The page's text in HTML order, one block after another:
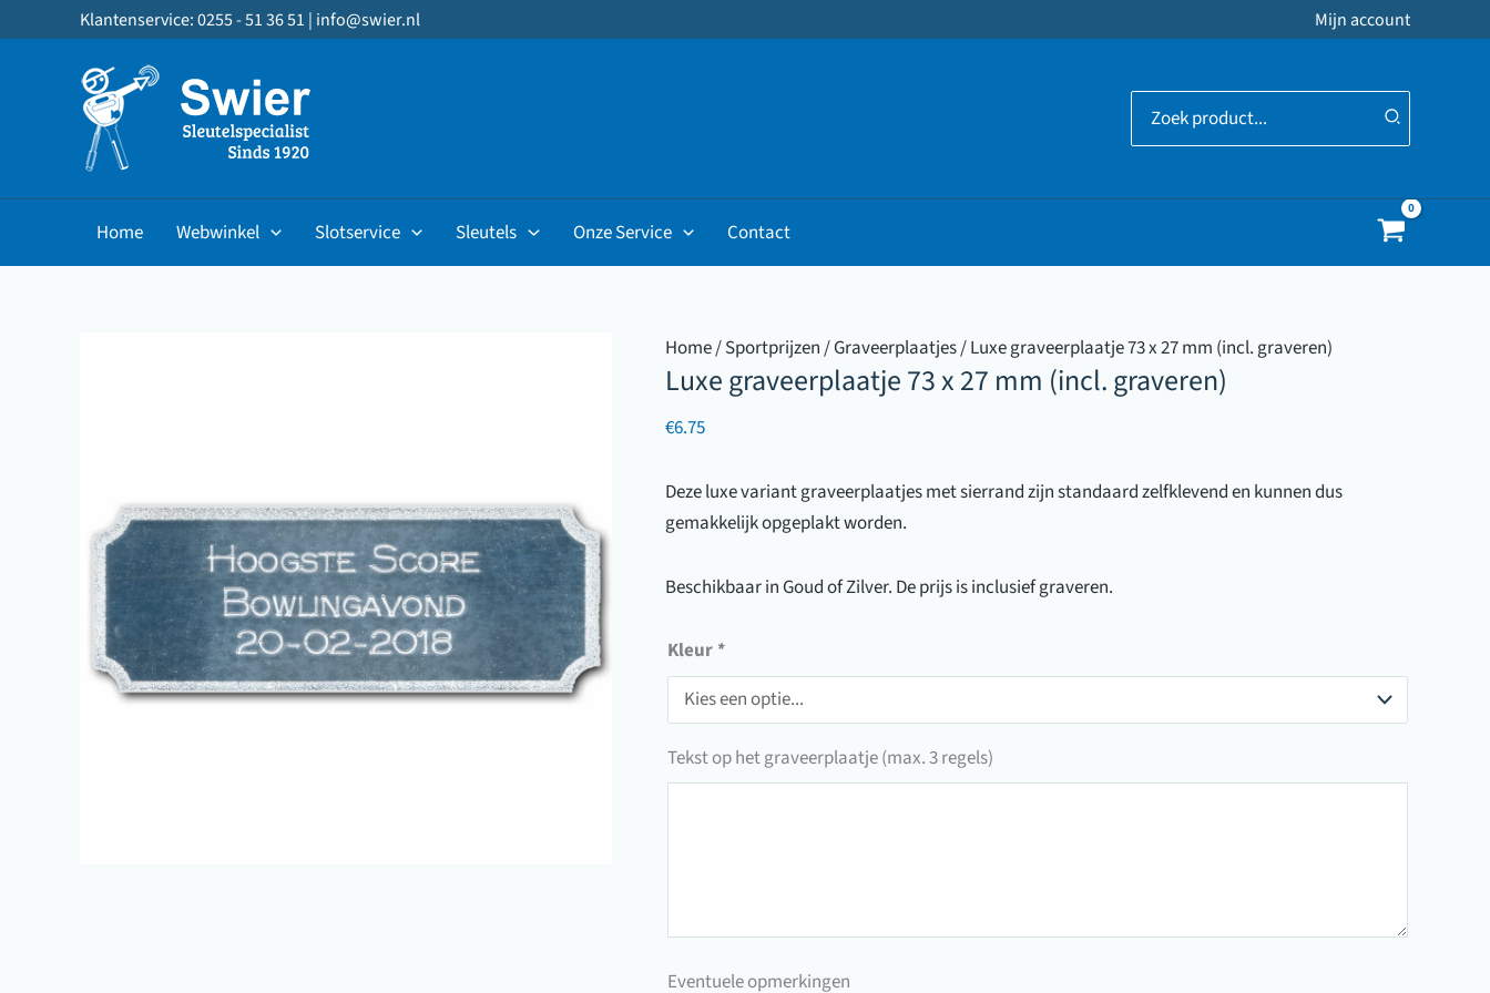
naar
Klantenservice: 0255 - 51 36 51 | info@swier.nl Mijn account
Zoeken
naar:
Home Webwinkel Slotservice Sleutels Onze Service Contact
Home/Sportprijzen/Graveerplaatjes/ Luxe graveerplaatje 73 x 27 mm (incl. graveren)
Luxe graveerplaatje 73 x 27 mm (incl. graveren)
€6.75
Deze luxe variant graveerplaatjes met sierrand zijn standaard zelfklevend en kunnen dus
gemakkelijk opgeplakt worden.
Beschikbaar in Goud of Zilver. De prijs is inclusief graveren.
Kleur *
Tekst op het graveerplaatje (max. 3 regels)
regels)
Eventuele opmerkingen